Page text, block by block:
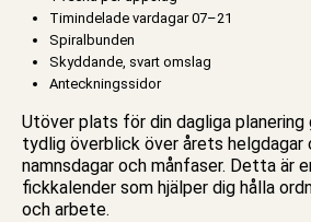
Timindelade vardagar 07–21
Spiralbunden
Skyddande, svart omslag
Anteckningssidor
Utöver plats för din dagliga planering
tydlig överblick över årets helgdagar
namnsdagar och månfaser. Detta är
fickkalender som hjälper dig hålla
och arbete.